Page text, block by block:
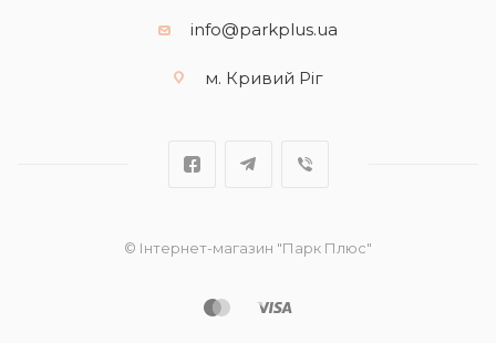
info@parkplus.ua
м. Кривий Ріг
© Інтернет-магазин "Парк Плюс"